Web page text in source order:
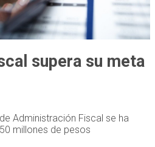
supera su meta
Administración Fiscal se ha
millones de pesos